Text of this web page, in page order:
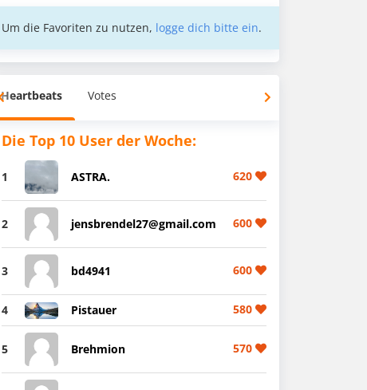
Um die Favoriten zu nutzen, logge dich bitte ein.
Heartbeats Votes
Die Top 10 User der Woche:
1 ASTRA. 620
2 jensbrendel27@gmail.com 600
3 bd4941 600
4 Pistauer 580
5 Brehmion 570